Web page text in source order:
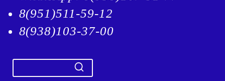
8(951)511-59-12
8(938)103-37-00